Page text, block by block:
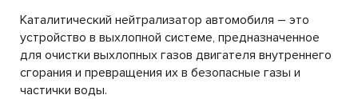
Каталитический нейтрализатор автомобиля – это
устройство в выхлопной системе, предназначенное
для очистки выхлопных газов двигателя внутреннего
сгорания и превращения их в безопасные газы и
частички воды.